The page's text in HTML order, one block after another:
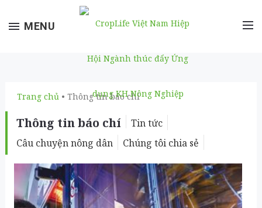
ToggleMENU
Trang chủ• Thông tin báo chí
Thông tin báo chí
Tin tức
Câu chuyện nông dân
Chúng tôi chia sẻ